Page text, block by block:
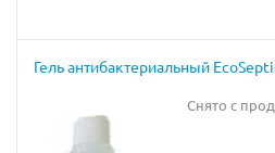
Гель антибактериальный
Снято с